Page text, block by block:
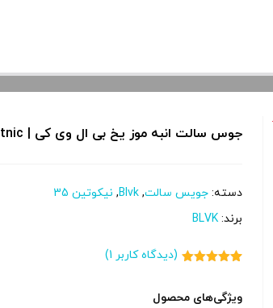
جوس سالت انبه موز یخ بی ال وی کی | Blvk Mango Banana Ice Saltnic
دسته:جویس سالت,
Blvk
, نیکوتین 35
برند:BLVK
مشتری
(دیدگاه کاربر 1
)
ویژگی‌های محصول